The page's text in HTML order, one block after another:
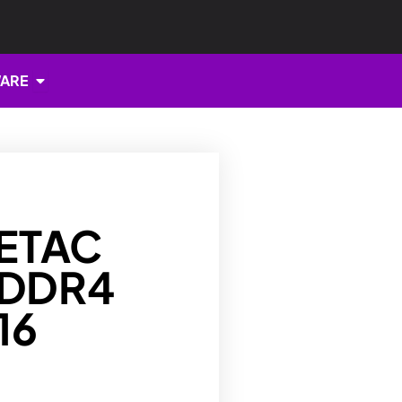
Open HARDWARE